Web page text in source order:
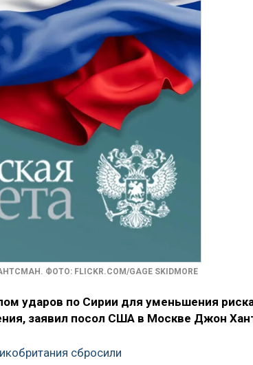
ФОТО: FLICKR.COM/GAGE SKIDMORE
ударов по Сирии для уменьшения
заявил посол США в Москве Джон
сбросили